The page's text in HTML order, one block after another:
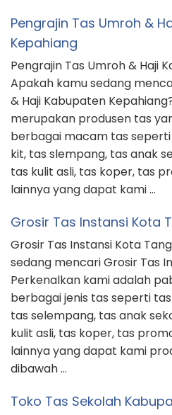
Pengrajin Tas Umroh &
Kepahiang
Pengrajin Tas Umroh & Haji
Apakah kamu sedang
& Haji Kabupaten
merupakan produsen tas
berbagai macam tas
kit, tas slempang, tas anak
tas kulit asli, tas koper, tas
lainnya yang dapat kami …
Grosir Tas Instansi Kota
Grosir Tas Instansi Kota
sedang mencari Grosir Tas
Perkenalkan kami adalah
berbagai jenis tas seperti
tas selempang, tas anak
kulit asli, tas koper, tas
lainnya yang dapat kami
dibawah …
Toko Tas Sekolah